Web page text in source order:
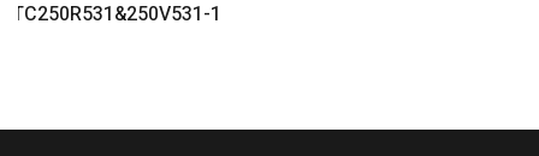
ZTC250R531&250V531-1